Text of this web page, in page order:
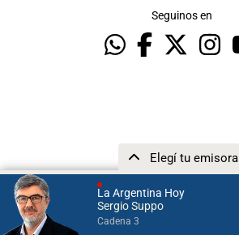
La Argentina Hoy
Sergio Suppo
Cadena 3
Elegí tu emisora
Seguinos en